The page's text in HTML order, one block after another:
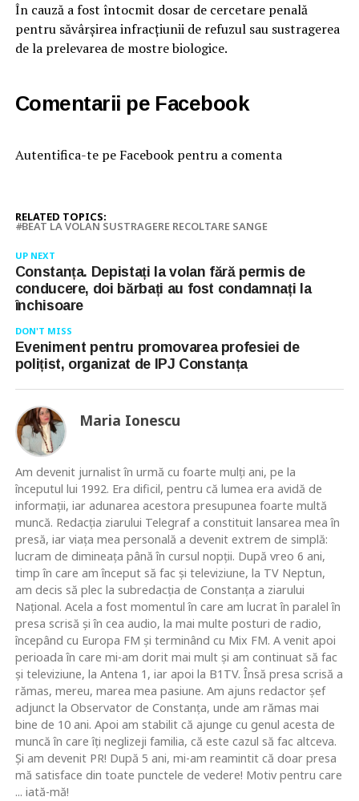
În cauză a fost întocmit dosar de cercetare penală
pentru săvârșirea infracțiunii de refuzul sau sustragerea
de la prelevarea de mostre biologice.
Comentarii pe Facebook
Autentifica-te pe Facebook pentru a comenta
RELATED TOPICS:
BEAT LA VOLAN SUSTRAGERE RECOLTARE SANGE
UP NEXT
Constanța. Depistați la volan fără permis de
conducere, doi bărbați au fost condamnați la
închisoare
DON'T MISS
Eveniment pentru promovarea profesiei de
polițist, organizat de IPJ Constanța
Maria Ionescu
Am devenit jurnalist în urmă cu foarte mulţi ani, pe la
începutul lui 1992. Era dificil, pentru că lumea era avidă de
informaţii, iar adunarea acestora presupunea foarte multă
muncă. Redacţia ziarului Telegraf a constituit lansarea mea în
presă, iar viaţa mea personală a devenit extrem de simplă:
lucram de dimineaţa până în cursul nopţii. După vreo 6 ani,
timp în care am început să fac şi televiziune, la TV Neptun,
am decis să plec la subredacţia de Constanţa a ziarului
Naţional. Acela a fost momentul în care am lucrat în paralel în
presa scrisă şi în cea audio, la mai multe posturi de radio,
începând cu Europa FM şi terminând cu Mix FM. A venit apoi
perioada în care mi-am dorit mai mult şi am continuat să fac
şi televiziune, la Antena 1, iar apoi la B1TV. Însă presa scrisă a
rămas, mereu, marea mea pasiune. Am ajuns redactor şef
adjunct la Observator de Constanţa, unde am rămas mai
bine de 10 ani. Apoi am stabilit că ajunge cu genul acesta de
muncă în care îţi neglizeji familia, că este cazul să fac altceva.
Şi am devenit PR! După 5 ani, mi-am reamintit că doar presa
mă satisface din toate punctele de vedere! Motiv pentru care
... iată-mă!